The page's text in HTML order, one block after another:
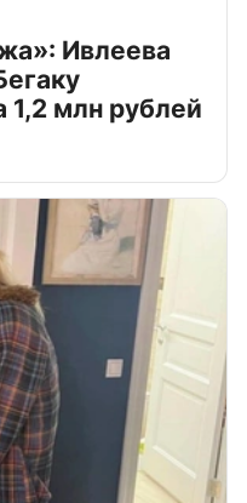
Ивлеева
млн рублей